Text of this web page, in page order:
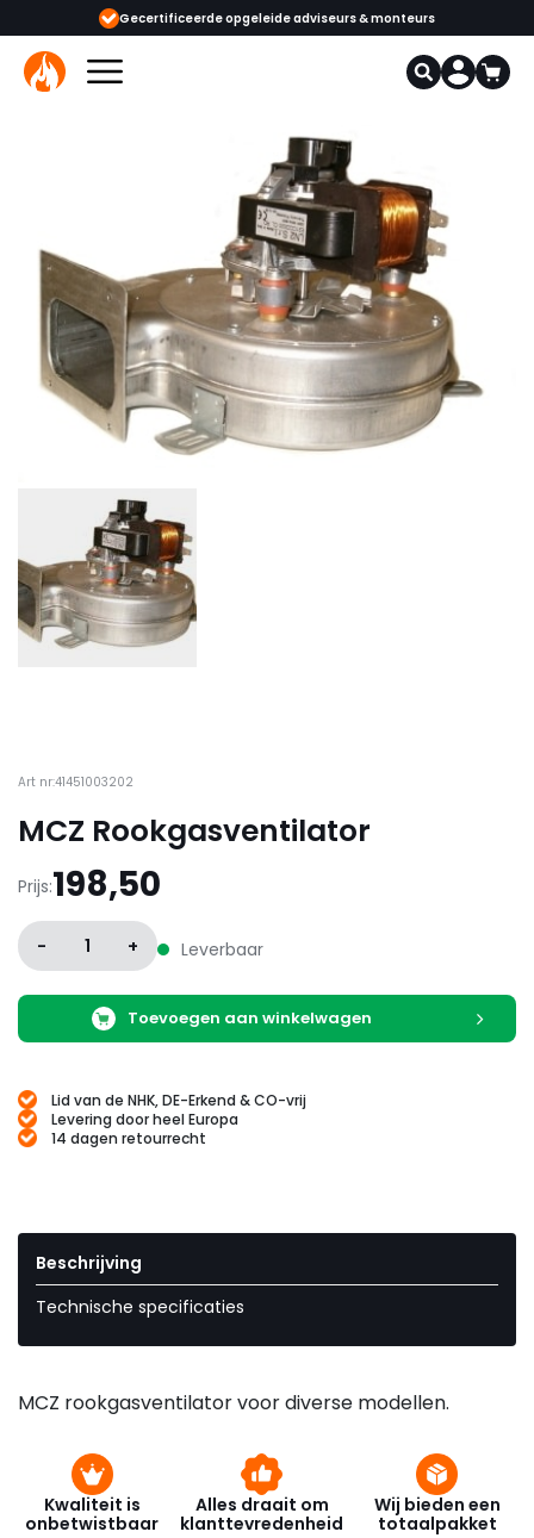
Gecertificeerde opgeleide adviseurs & monteurs 1000+ kachels en
Art nr:41451003202
MCZ Rookgasventilator
Prijs:198,50
- 1 + Leverbaar
Toevoegen aan winkelwagen
Lid van de NHK, DE-Erkend & CO-vrij
Levering door heel Europa
14 dagen retourrecht
Beschrijving
Technische specificaties
MCZ rookgasventilator voor diverse modellen.
Kwaliteit is
onbetwistbaar
Alles draait om
klanttevredenheid
Wij bieden een
totaalpakket